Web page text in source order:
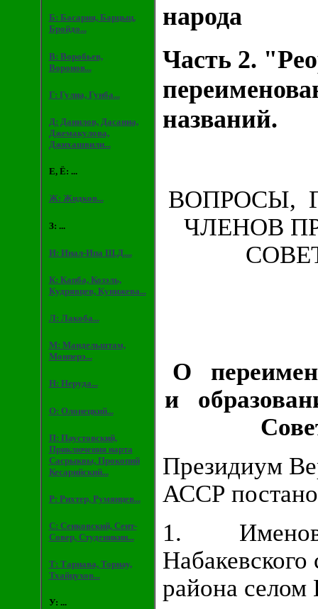
Б: Басария, Барцыц,
Бройдо...
В: Воробьев,
Воронов...
Г: Гулиа, Гунба...
Д: Данилов, Дасаниа,
Джемакулова,
Джихашвили...
Е, Ё: ...
Ж: Жидков...
З: ...
И: Инал-Ипа Ш.Д....
К: Капба, Козэль,
Кудрявцев, Кунижева...
Л: Лакоба...
М: Мандельштам,
Монперэ...
Н: Неруда...
О: Олонецкий...
П: Паустовский,
Приключения нарта
Сасрыквы, Прокопий
Кесарийский...
Р: Рихтер, Румянцев...
С: Сенковский, Сент-
Совер, Студеникин...
Т: Тарнава, Торнау,
Тхайцухов...
У: ...
народа
Часть 2.
названий.
ВОПРОСЫ,
ЧЛЕНОВ
О
и
Президиум
АССР
1.
Набакевского
района селом